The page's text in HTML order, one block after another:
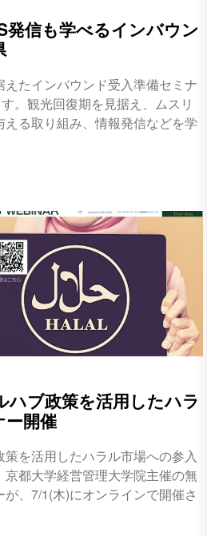
発信も学べるインバウン
たインバウンド受入準備セミナ
。観光回復期を見据え、ムスリ
る取り組み、情報発信などを学
ハブ政策を活用したハラ
ー開催
を活用したハラル市場への参入
都大学経営管理大学院主催の無
、7/1(木)にオンラインで開催さ